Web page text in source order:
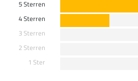
5 Sterren
4 Sterren
3 Sterren
2 Sterren
1 Ster